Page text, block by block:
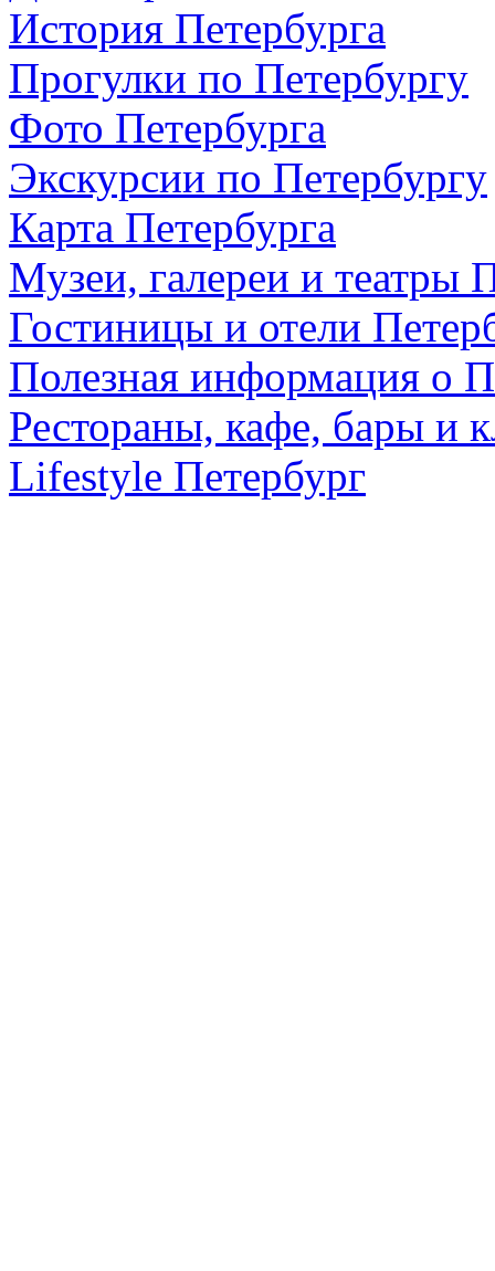
История Петербурга
Прогулки по Петербургу
Фото Петербурга
Экскурсии по Петербургу
Карта Петербурга
Музеи, галереи и театры
Гостиницы и отели
Полезная информация о
Рестораны, кафе, бары и
Lifestyle Петербург